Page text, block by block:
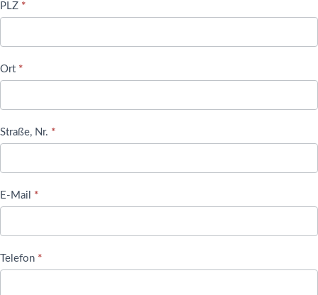
PLZ *
Ort *
Straße, Nr. *
E-Mail *
Telefon *